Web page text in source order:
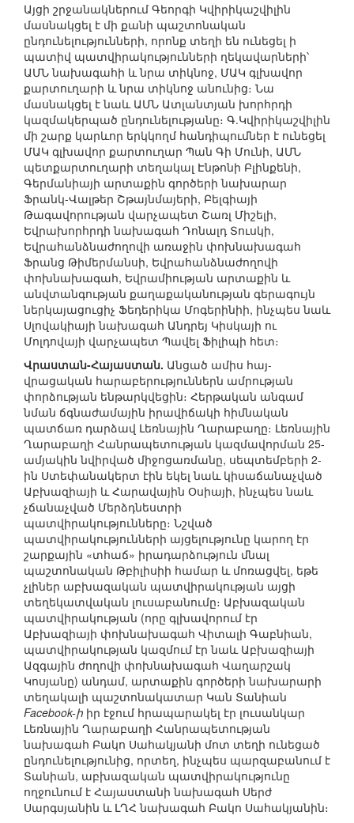
Այցի շրջանակներում Գեորգի Կվիրիկաշվիլին
մասնակցել է մի քանի պաշտոնական
ընդունելությունների, որոնք տեղի են ունեցել ի
պատիվ պատվիրակությունների ղեկավարների՝
ԱՄՆ նախագահի և նրա տիկնոջ, ՄԱԿ գլխավոր
քարտուղարի և նրա տիկնոջ անունից։ Նա
մասնակցել է նաև ԱՄՆ Ատլանտյան խորհրդի
կազմակերպած ընդունելությանը։ Գ.Կվիրիկաշվիլին
մի շարք կարևոր երկկողմ հանդիպումներ է ունեցել
ՄԱԿ գլխավոր քարտուղար Պան Գի Մունի, ԱՄՆ
պետքարտուղարի տեղակալ Էնթոնի Բլինքենի,
Գերմանիայի արտաքին գործերի նախարար
Ֆրանկ-Վալթեր Շթայնմայերի, Բելգիայի
Թագավորության վարչապետ Շառլ Միշելի,
Եվրախորհրդի նախագահ Դոնալդ Տուսկի,
Եվրահանձնաժողովի առաջին փոխնախագահ
Ֆրանց Թիմերմանսի, Եվրահանձնաժողովի
փոխնախագահ, Եվրամիության արտաքին և
անվտանգության քաղաքականության գերագույն
ներկայացուցիչ Ֆեդերիկա Մոգերինիի, ինչպես նաև
Սլովակիայի նախագահ Անդրեյ Կիսկայի ու
Մոլդովայի վարչապետ Պավել Ֆիլիպի հետ։
Վրաստան-Հայաստան. Անցած ամիս հայ-
վրացական հարաբերություններն ամրության
փորձության ենթարկվեցին։ Հերթական անգամ
նման ճգնաժամային իրավիճակի հիմնական
պատճառ դարձավ Լեռնային Ղարաբաղը։ Լեռնային
Ղարաբաղի Հանրապետության կազմավորման 25-
ամյակին նվիրված միջոցառմանը, սեպտեմբերի 2-
ին Ստեփանակերտ էին եկել նաև կիսաճանաչված
Աբխազիայի և Հարավային Օսիայի, ինչպես նաև
չճանաչված Մերձդնեստրի
պատվիրակությունները։ Նշված
պատվիրակությունների այցելությունը կարող էր
շարքային «տհաճ» իրադարձություն մնալ
պաշտոնական Թբիլիսիի համար և մոռացվել, եթե
չլիներ աբխազական պատվիրակության այցի
տեղեկատվական լուսաբանումը։ Աբխազական
պատվիրակության (որը գլխավորում էր
Աբխազիայի փոխնախագահ Վիտալի Գաբնիան,
պատվիրակության կազմում էր նաև Աբխազիայի
Ազգային ժողովի փոխնախագահ Վաղարշակ
Կոսյանը) անդամ, արտաքին գործերի նախարարի
տեղակալի պաշտոնակատար Կան Տանիան
Facebook-ի իր էջում հրապարակել էր լուսանկար
Լեռնային Ղարաբաղի Հանրապետության
նախագահ Բակո Սահակյանի մոտ տեղի ունեցած
ընդունելությունից, որտեղ, ինչպես պարզաբանում է
Տանիան, աբխազական պատվիրակությունը
ողջունում է Հայաստանի նախագահ Սերժ
Սարգսյանին և ԼՂՀ նախագահ Բակո Սահակյանին։